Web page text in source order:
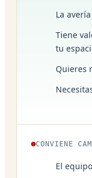
La
Tiene
tu
Quieres
CONVIENE
El